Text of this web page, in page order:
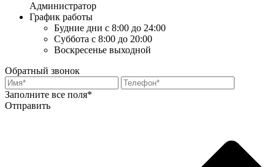
Администратор
График работы
Будние дни с 8:00 до 24:00
Суббота с 8:00 до 20:00
Воскресенье выходной
Обратный звонок
Заполните все поля*
Отправить